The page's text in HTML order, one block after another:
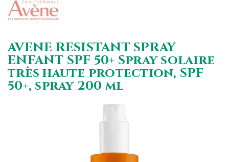
AVENE RESISTANT SPRAY
ENFANT SPF 50+ Spray solaire
très haute protection, SPF
50+, spray 200 ml